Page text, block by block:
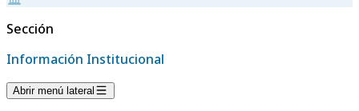
Sección
Información Institucional
Abrir menú lateral